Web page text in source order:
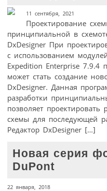
11 сентября, 2021
Проектирование
принципиальной в
DxDesigner При
с использованием
Expedition Enterprise 7.9.4
может стать создание
DxDesigner. Данная
разработки
позволяет проектировать
схемы для последующей
Редактор DxDesigner […]
Новая серия
DuPont
22 января, 2018